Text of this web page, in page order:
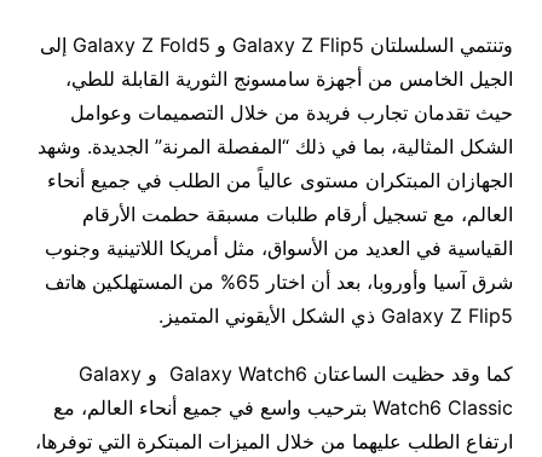
وتنتمي السلسلتان Galaxy Z Flip5 و Galaxy Z Fold5 إلى
الجيل الخامس من أجهزة سامسونج الثورية القابلة للطي،
حيث تقدمان تجارب فريدة من خلال التصميمات وعوامل
الشكل المثالية، بما في ذلك “المفصلة المرنة” الجديدة. وشهد
الجهازان المبتكران مستوى عالياً من الطلب في جميع أنحاء
العالم، مع تسجيل أرقام طلبات مسبقة حطمت الأرقام
القياسية في العديد من الأسواق، مثل أمريكا اللاتينية وجنوب
شرق آسيا وأوروبا، بعد أن اختار 65% من المستهلكين هاتف
Galaxy Z Flip5 ذي الشكل الأيقوني المتميز.
كما وقد حظيت الساعتان Galaxy Watch6 و Galaxy
Watch6 Classic بترحيب واسع في جميع أنحاء العالم، مع
ارتفاع الطلب عليهما من خلال الميزات المبتكرة التي توفرها،